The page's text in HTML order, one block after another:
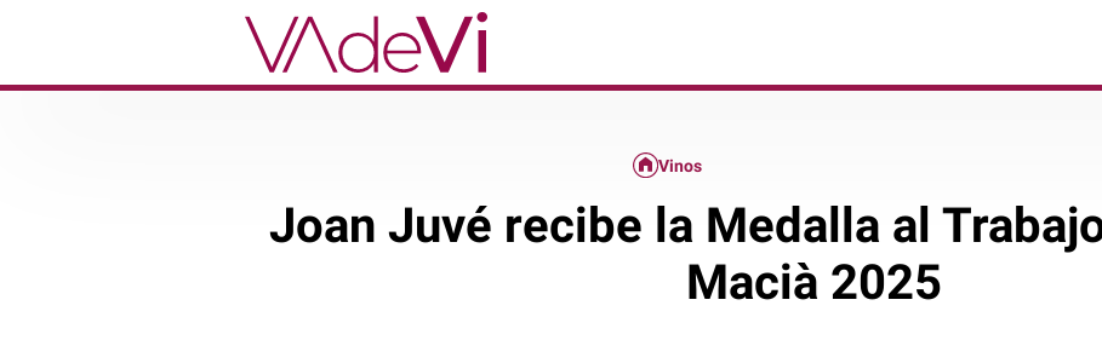
Vinos
Joan Juvé recibe la Medalla al
Macià 2025